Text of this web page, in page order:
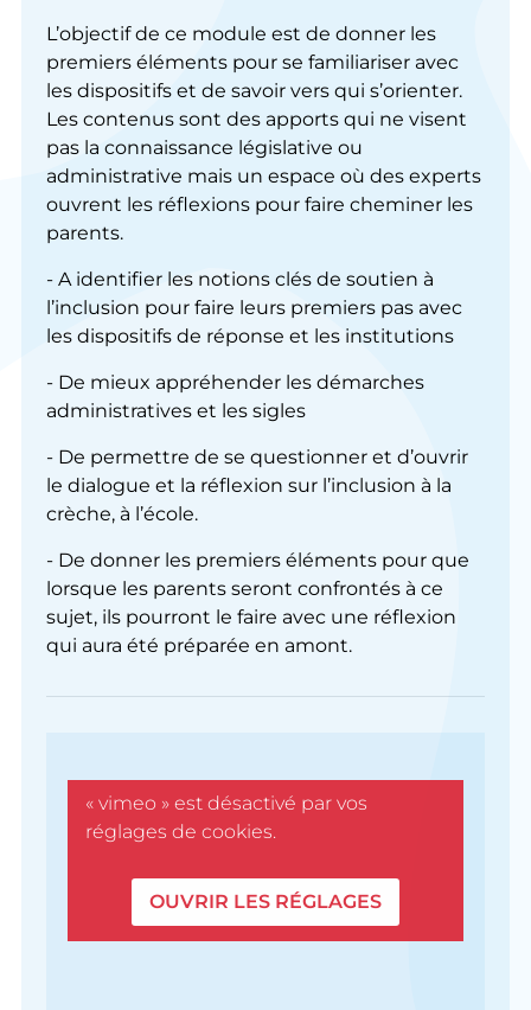
L’objectif de ce module est de donner les
premiers éléments pour se familiariser avec
les dispositifs et de savoir vers qui s’orienter.
Les contenus sont des apports qui ne visent
pas la connaissance législative ou
administrative mais un espace où des experts
ouvrent les réflexions pour faire cheminer les
parents.
- A identifier les notions clés de soutien à
l’inclusion pour faire leurs premiers pas avec
les dispositifs de réponse et les institutions
- De mieux appréhender les démarches
administratives et les sigles
- De permettre de se questionner et d’ouvrir
le dialogue et la réflexion sur l’inclusion à la
crèche, à l’école.
- De donner les premiers éléments pour que
lorsque les parents seront confrontés à ce
sujet, ils pourront le faire avec une réflexion
qui aura été préparée en amont.
« vimeo » est désactivé par vos
réglages de cookies.
OUVRIR LES RÉGLAGES